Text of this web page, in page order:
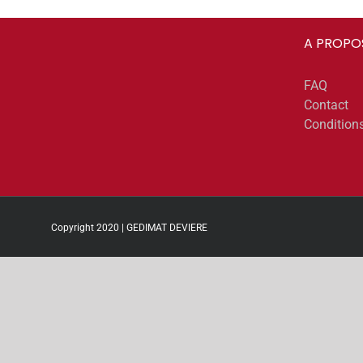
A
FAQ
Contact
Copyright 2020 | GEDIMAT DEVIERE